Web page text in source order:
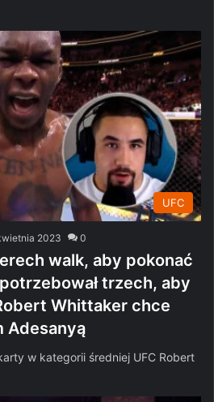
UFC
2023 0
walk, aby pokonać
trzech, aby
Whittaker chce
Adesanyą
w kategorii średniej UFC Robert